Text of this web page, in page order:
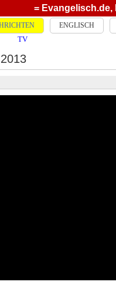
ENGLISCH
TV
= Evangelisch.de,
2013